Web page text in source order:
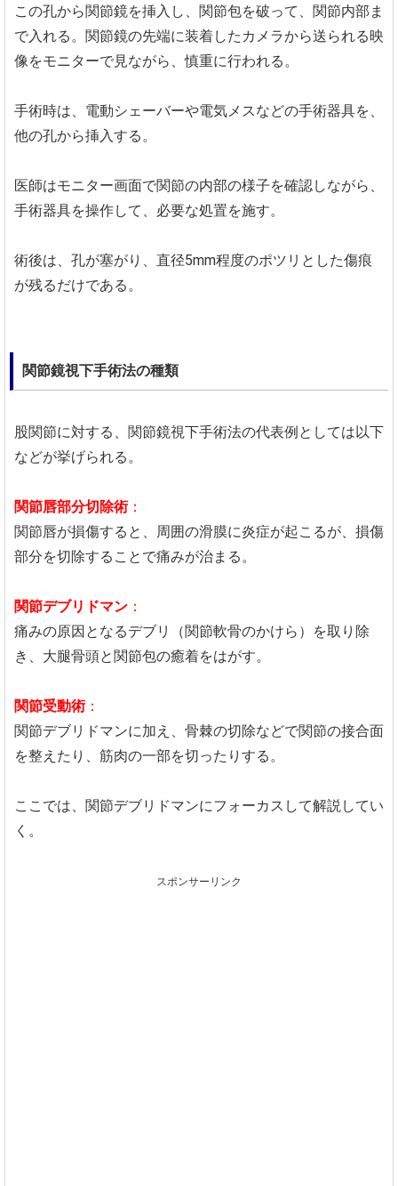
この孔から関節鏡を挿入し、関節包を破って、関節内部ま
で入れる。関節鏡の先端に装着したカメラから送られる映
像をモニターで見ながら、慎重に行われる。
手術時は、電動シェーバーや電気メスなどの手術器具を、
他の孔から挿入する。
医師はモニター画面で関節の内部の様子を確認しながら、
手術器具を操作して、必要な処置を施す。
術後は、孔が塞がり、直径5mm程度のポツリとした傷痕
が残るだけである。
関節鏡視下手術法の種類
股関節に対する、関節鏡視下手術法の代表例としては以下
などが挙げられる。
関節唇部分切除術：
関節唇が損傷すると、周囲の滑膜に炎症が起こるが、損傷
部分を切除することで痛みが治まる。
関節デブリドマン ：
痛みの原因となるデブリ（関節軟骨のかけら）を取り除
き、大腿骨頭と関節包の癒着をはがす。
関節受動術：
関節デブリドマンに加え、骨棘の切除などで関節の接合面
を整えたり、筋肉の一部を切ったりする。
ここでは、関節デブリドマンにフォーカスして解説してい
く。
スポンサーリンク